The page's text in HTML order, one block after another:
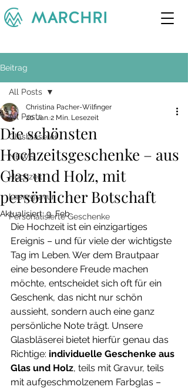
Beitrag
All Posts
Glasbläserei
NEWS
Hochzeit
Lasergravur
Personalisierte Geschenke
All Posts
Die schönsten
Hochzeitsgeschenke – aus
Glas und Holz, mit
persönlicher Botschaft
Christina Pacher-Wilfinger
20. Jan.2 Min. Lesezeit
Aktualisiert:9. Feb.
Die Hochzeit ist ein einzigartiges
Ereignis – und für viele der wichtigste
Tag im Leben. Wer dem Brautpaar
eine besondere Freude machen
möchte, entscheidet sich oft für ein
Geschenk, das nicht nur schön
aussieht, sondern auch eine ganz
persönliche Note trägt. Unsere
Glasbläserei bietet hierfür genau das
Richtige: individuelle Geschenke aus
Glas und Holz, teils mit Gravur, teils
mit aufgeschmolzenem Farbglas –